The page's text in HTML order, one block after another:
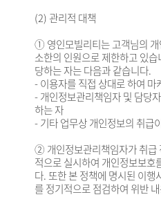
(2) 관리적 대책
① 영인모빌리티는 고객님의
소한의 인원으로 제한하고 있
당하는 자는 다음과 같습니다.
- 이용자를 직접 상대로 하여 마
- 개인정보관리책임자 및 담당
하는 자
- 기타 업무상 개인정보의 취급
② 개인정보관리책임자가 취급
적으로 실시하여 개인정보보호
다. 또한 본 정책에 명시된 이
를 정기적으로 점검하여 위반